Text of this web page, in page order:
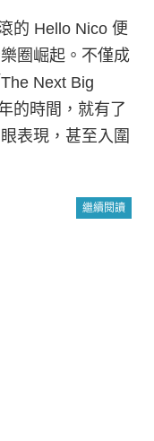
的 Hello Nico 便
圈崛起。不僅成
Next Big
的時間，就有了
表現，甚至入圍
繼續閱讀